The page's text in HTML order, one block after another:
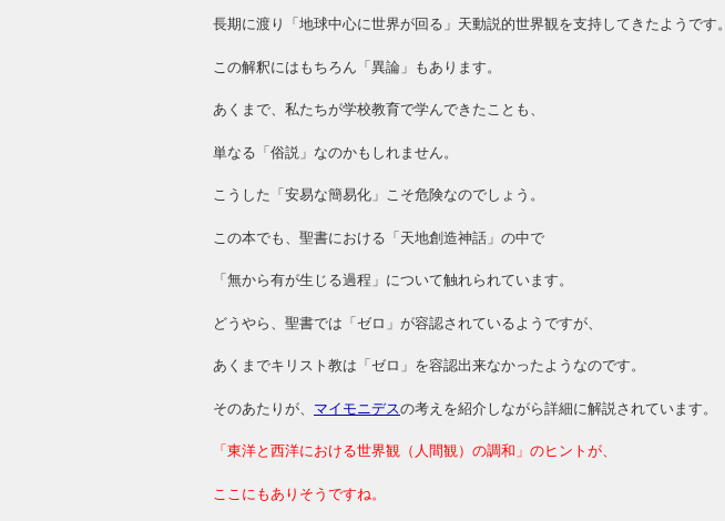
長期に渡り「地球中心に世界が回る」天動説的世界観を支持してきたようです。
この解釈にはもちろん「異論」もあります。
あくまで、私たちが学校教育で学んできたことも、
単なる「俗説」なのかもしれません。
こうした「安易な簡易化」こそ危険なのでしょう。
この本でも、聖書における「天地創造神話」の中で
「無から有が生じる過程」について触れられています。
どうやら、聖書では「ゼロ」が容認されているようですが、
あくまでキリスト教は「ゼロ」を容認出来なかったようなのです。
そのあたりが、 マイモニデスの考えを紹介しながら詳細に解説されています。
「東洋と西洋における世界観（人間観）の調和」のヒントが、
ここにもありそうですね。